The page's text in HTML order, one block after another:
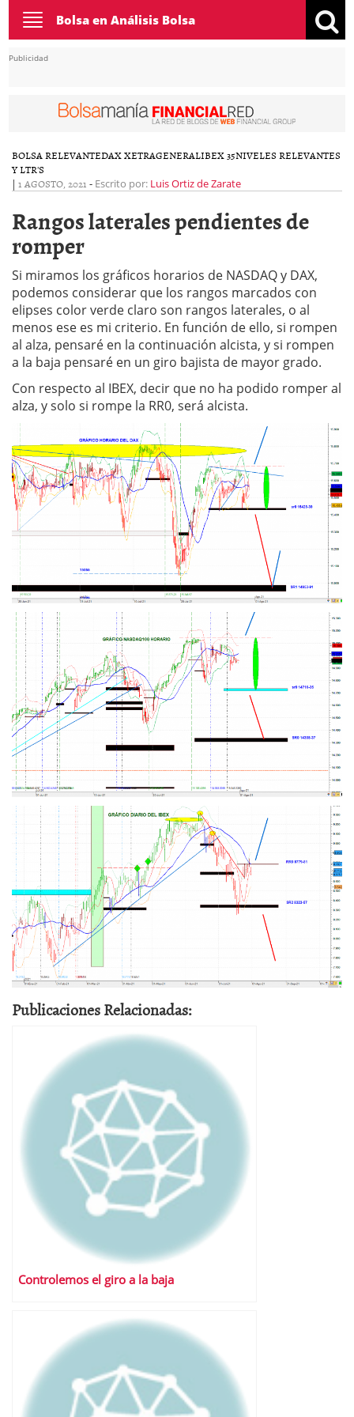
Toggle
navigation
Bolsa en Análisis Bolsa
Publicidad
BOLSA RELEVANTEDAX XETRAGENERALIBEX 35NIVELES RELEVANTES
Y LTR'S
| 1 AGOSTO, 2021 - Escrito por: Luis Ortiz de Zarate
Rangos laterales pendientes de
romper
Si miramos los gráficos horarios de NASDAQ y DAX,
podemos considerar que los rangos marcados con
elipses color verde claro son rangos laterales, o al
menos ese es mi criterio. En función de ello, si rompen
al alza, pensaré en la continuación alcista, y si rompen
a la baja pensaré en un giro bajista de mayor grado.
Con respecto al IBEX, decir que no ha podido romper al
alza, y solo si rompe la RR0, será alcista.
Publicaciones Relacionadas:
Controlemos el giro a la baja